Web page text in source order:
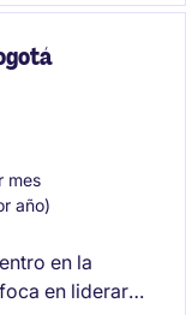
mes
año)
en la
en liderar